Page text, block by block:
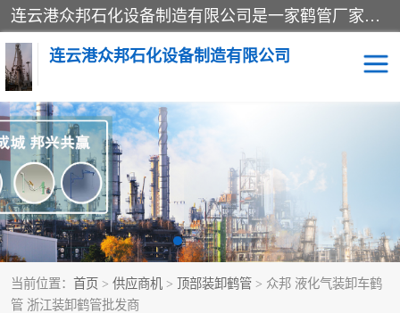
连云港众邦石化设备制造有限公司是一家鹤管厂家主营：鹤管、装车鹤管等，是致力于石油、石化等流体装卸设备(主要产品如鹤管、输油臂、脱缆钩等)的咨询、设计、制造、检测、安装指导、系统调试、维修维护等业务的公司。
连云港众邦石化设备制造有限公司
当前位置： 首页 > 供应商机 > 顶部装卸鹤管 > 众邦 液化气装卸车鹤
管 浙江装卸鹤管批发商
鹤管 顶部装卸鹤管
底部装卸鹤管 LNG低温鹤管
液氨鹤管 液化气鹤管
鹤管配件 活动梯栈台